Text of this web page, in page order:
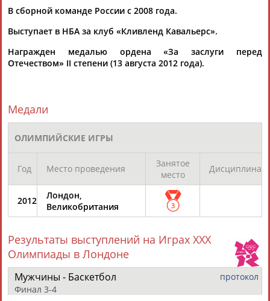
Флюра
БУЛАТОВА
Татьяна
Акжана
Каримжан
АБДРАХМАНОВ
Аделя
АБДРАХМАНОВА
Андрей
Герман
АБДУЛАЕВ
В сборной команде России с 2008 года.
Выступает в НБА за клуб «Кливленд Кавальерс».
Награжден медалью ордена «За заслуги перед
Отечеством» II степени (13 августа 2012 года).
Медали
ОЛИМПИЙСКИЕ ИГРЫ
Год Место проведения
Занятое
место
Дисциплина
2012
Лондон,
Великобритания
3
Результаты выступлений на Играх XXX
Олимпиады в Лондоне
протокол
Мужчины - Баскетбол
Финал 3-4